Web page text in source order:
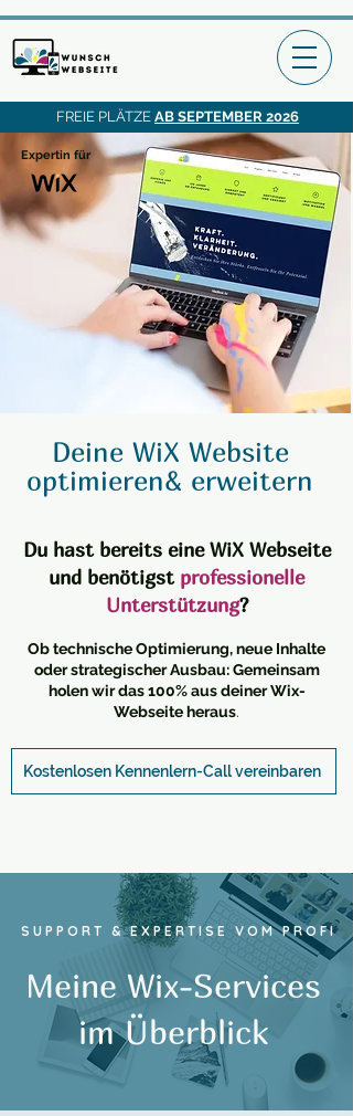
FREIE PLÄTZE AB SEPTEMBER 2026
Expertin für
Deine WiX Website
optimieren& erweitern
Du hast bereits eine WiX Webseite
und benötigstprofessionelle
Unterstützung?
Ob technische Optimierung, neue Inhalte
oder strategischer Ausbau: Gemeinsam
holen wir das 100% aus deiner Wix-
Webseite heraus.
Kostenlosen Kennenlern-Call vereinbaren
SUPPORT & EXPERTISE VOM PROFI
Meine Wix-Services
im Überblick